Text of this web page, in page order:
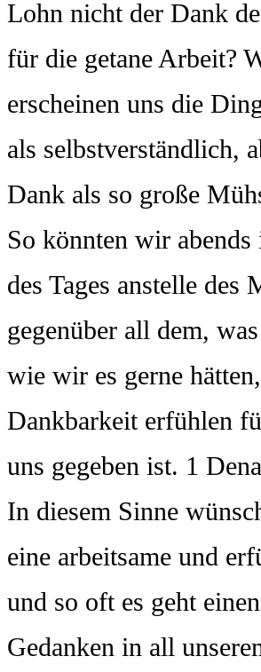
Lohn nicht der Dank
für die getane Arbeit?
erscheinen uns die
als selbstverständlich,
Dank als so große
So könnten wir
des Tages anstelle des
gegenüber all dem,
wie wir es gerne hätten,
Dankbarkeit erfühlen
uns gegeben ist. 1
In diesem Sinne
eine arbeitsame und
und so oft es geht
Gedanken in all